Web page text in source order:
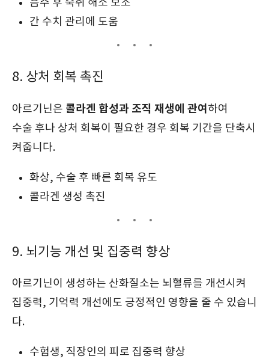
간 수치 관리에 도움
8. 상처 회복 촉진
아르기닌은 콜라겐 합성과 조직 재생에 관여 하여
수술 후나 상처 회복이 필요한 경우 회복 기간을 단축시
켜줍니다.
화상, 수술 후 빠른 회복 유도
콜라겐 생성 촉진
9. 뇌기능 개선 및 집중력 향상
아르기닌이 생성하는 산화질소는 뇌혈류를 개선시켜
집중력, 기억력 개선에도 긍정적인 영향을 줄 수 있습니
다.
수험생, 직장인의 피로 집중력 향상